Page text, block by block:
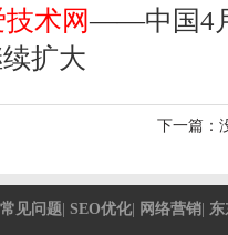
技术网——中国4
扩大
下一篇：
见问题 |SEO优化 网络营销